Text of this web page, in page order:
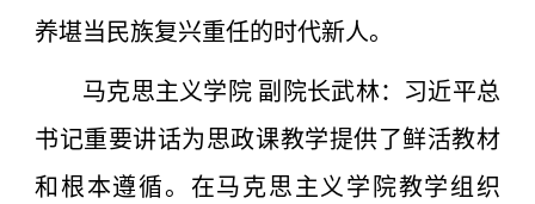
养堪当民族复兴重任的时代新人。
马克思主义学院 副院长武林：习近平总
书记重要讲话为思政课教学提供了鲜活教材
和根本遵循。在马克思主义学院教学组织